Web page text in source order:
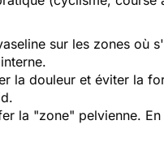
sur les zones où
la douleur et éviter la
la "zone" pelvienne.